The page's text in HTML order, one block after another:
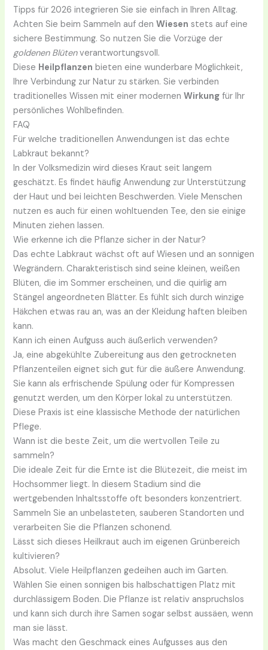
Tipps für 2026 integrieren Sie sie einfach in Ihren Alltag.
Achten Sie beim Sammeln auf denWiesen stets auf eine
sichere Bestimmung. So nutzen Sie die Vorzüge der
goldenen Blütenverantwortungsvoll.
Diese Heilpflanzen bieten eine wunderbare Möglichkeit,
Ihre Verbindung zur Natur zu stärken. Sie verbinden
traditionelles Wissen mit einer modernenWirkung für Ihr
persönliches Wohlbefinden.
FAQ
Für welche traditionellen Anwendungen ist das echte
Labkraut bekannt?
In der Volksmedizin wird dieses Kraut seit langem
geschätzt. Es findet häufig Anwendung zur Unterstützung
der Haut und bei leichten Beschwerden. Viele Menschen
nutzen es auch für einen wohltuenden Tee, den sie einige
Minuten ziehen lassen.
Wie erkenne ich die Pflanze sicher in der Natur?
Das echte Labkraut wächst oft auf Wiesen und an sonnigen
Wegrändern. Charakteristisch sind seine kleinen, weißen
Blüten, die im Sommer erscheinen, und die quirlig am
Stängel angeordneten Blätter. Es fühlt sich durch winzige
Häkchen etwas rau an, was an der Kleidung haften bleiben
kann.
Kann ich einen Aufguss auch äußerlich verwenden?
Ja, eine abgekühlte Zubereitung aus den getrockneten
Pflanzenteilen eignet sich gut für die äußere Anwendung.
Sie kann als erfrischende Spülung oder für Kompressen
genutzt werden, um den Körper lokal zu unterstützen.
Diese Praxis ist eine klassische Methode der natürlichen
Pflege.
Wann ist die beste Zeit, um die wertvollen Teile zu
sammeln?
Die ideale Zeit für die Ernte ist die Blütezeit, die meist im
Hochsommer liegt. In diesem Stadium sind die
wertgebenden Inhaltsstoffe oft besonders konzentriert.
Sammeln Sie an unbelasteten, sauberen Standorten und
verarbeiten Sie die Pflanzen schonend.
Lässt sich dieses Heilkraut auch im eigenen Grünbereich
kultivieren?
Absolut. Viele Heilpflanzen gedeihen auch im Garten.
Wählen Sie einen sonnigen bis halbschattigen Platz mit
durchlässigem Boden. Die Pflanze ist relativ anspruchslos
und kann sich durch ihre Samen sogar selbst aussäen, wenn
man sie lässt.
Was macht den Geschmack eines Aufgusses aus den